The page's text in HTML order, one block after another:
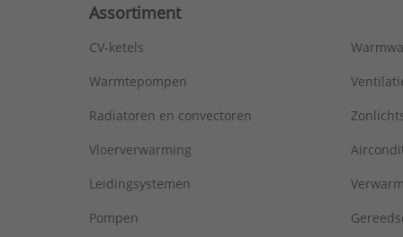
Assortiment
CV-ketels
Warmtepompen
Radiatoren en convectoren
Vloerverwarming
Leidingsystemen
Pompen